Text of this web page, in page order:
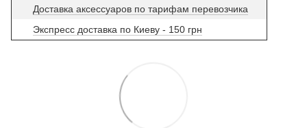
Доставка аксессуаров по тарифам перевозчика
Экспресс доставка по Киеву - 150 грн